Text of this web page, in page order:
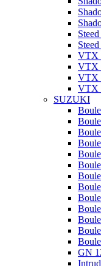
VTX
VTX
VTX
VTX
SUZUKI
GN